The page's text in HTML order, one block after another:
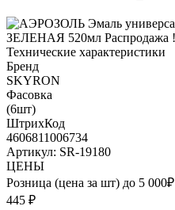
Технические характеристики
Бренд
SKYRON
Фасовка
(6шт)
ШтрихКод
4606811006734
Артикул: SR-19180
ЦЕНЫ
Розница (цена за шт) до 5 000₽
445 ₽